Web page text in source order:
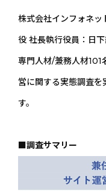
株式会社インフォネ
役 社長執行役員：日
専門人材/兼務人材
営に関する実態調査を
す。
■調査サマリー